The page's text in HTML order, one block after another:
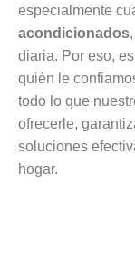
especialmente
acondicionados
diaria. Por eso,
quién le
todo lo que
ofrecerle,
soluciones
hogar.